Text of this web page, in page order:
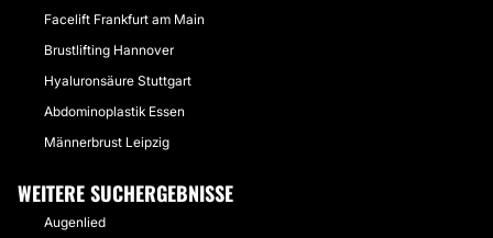
Facelift Frankfurt am Main
Brustlifting Hannover
Hyaluronsäure Stuttgart
Abdominoplastik Essen
Männerbrust Leipzig
WEITERE SUCHERGEBNISSE
Augenlied